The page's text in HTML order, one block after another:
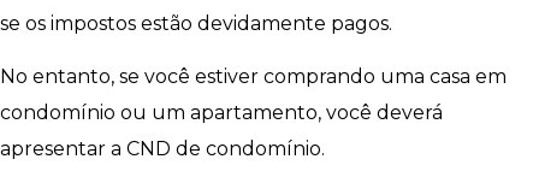
se os impostos estão devidamente pagos.
No entanto, se você estiver comprando uma casa em
condomínio ou um apartamento, você deverá
apresentar a CND de condomínio.